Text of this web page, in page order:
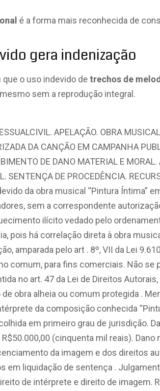
é a forma mais reconhecida de
gera indenização
o uso indevido de trechos de
sem a reprodução integral.
APELAÇÃO. OBRA
DA CANÇÃO EM CAMPANHA
DE DANO MATERIAL E MORAL.
SENTENÇA DE PROCEDÊNCIA.
da obra musical “Pintura Íntima”
sem a correspondente
ilícito vedado pelo
pois há correlação direta à obra
amparada pelo art . 8º, VII da Lei
comum, para fins comerciais. Não se
no art. 47 da Lei de Direitos Autorais,
obra alheia ou comum protegida .
da composição conhecida
em primeiro grau de jurisdição.
(cinquenta mil reais). Dano
da imagem e dos direitos
em liquidação de sentença .
de intérprete e direito de imagem.